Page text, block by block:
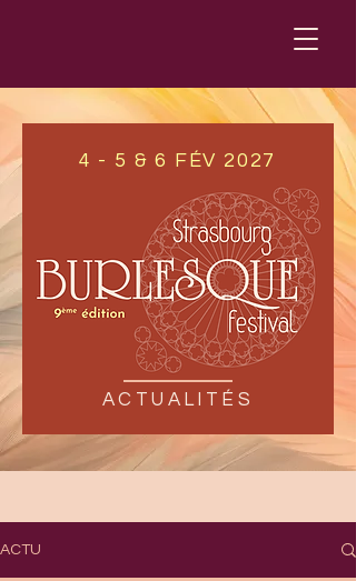
4 - 5 & 6 FÉV 2027
ACTUALITÉS
ACTU